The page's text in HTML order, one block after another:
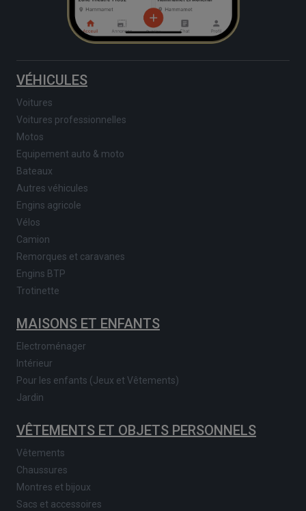
VÉHICULES
Voitures
Voitures professionnelles
Motos
Equipement auto & moto
Bateaux
Autres véhicules
Engins agricole
Vélos
Camion
Remorques et caravanes
Engins BTP
Trotinette
MAISONS ET ENFANTS
Electroménager
Intérieur
Pour les enfants (Jeux et Vêtements)
Jardin
VÊTEMENTS ET OBJETS PERSONNELS
Vêtements
Chaussures
Montres et bijoux
Sacs et accessoires